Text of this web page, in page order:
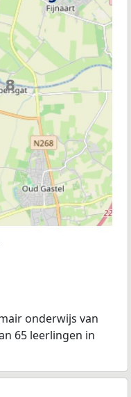
onderwijs van
65 leerlingen in